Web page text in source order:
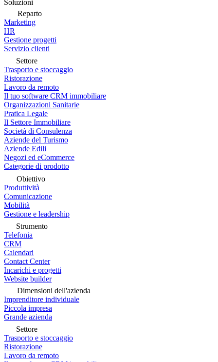
Soluzioni
Reparto
Marketing
HR
Gestione progetti
Servizio clienti
Settore
Trasporto e stoccaggio
Ristorazione
Lavoro da remoto
Il tuo software CRM immobiliare
Organizzazioni Sanitarie
Pratica Legale
Il Settore Immobiliare
Società di Consulenza
Aziende del Turismo
Aziende Edili
Negozi ed eCommerce
Categorie di prodotto
Obiettivo
Produttività
Comunicazione
Mobilità
Gestione e leadership
Strumento
Telefonia
CRM
Calendari
Contact Center
Incarichi e progetti
Website builder
Dimensioni dell'azienda
Imprenditore individuale
Piccola impresa
Grande azienda
Settore
Trasporto e stoccaggio
Ristorazione
Lavoro da remoto